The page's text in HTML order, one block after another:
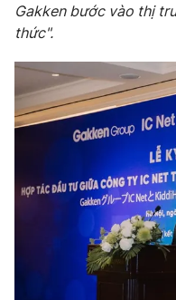
Gakken bước vào thị
thức".